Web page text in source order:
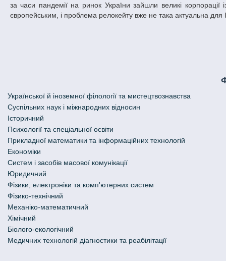
за часи пандемії на ринок України зайшли великі корпорації
європейським, і проблема релокейту вже не така актуальна для
Української й іноземної філології та мистецтвознавства
Cуспільних наук і міжнародних відносин
Історичний
Психології та спеціальної освіти
Прикладної математики та інформаційних технологій
Економіки
Систем і засобів масової комунікації
Юридичний
Фізики, електроніки та комп'ютерних систем
Фізико-технічний
Механіко-математичний
Хімічний
Біолого-екологічний
Медичних технологій діагностики та реабілітації